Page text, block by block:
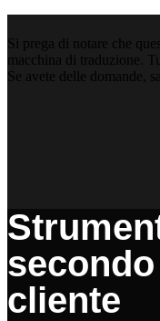
Si prega di notare che
macchina di traduzione.
Se avete delle domande,
cliente